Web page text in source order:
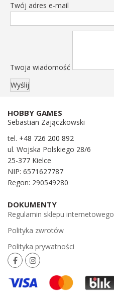
Twój adres e-mail
Twoja wiadomość
HOBBY GAMES
Sebastian Zajączkowski
tel. +48 726 200 892
ul. Wojska Polskiego 28/6
25-377 Kielce
NIP: 6571627787
Regon: 290549280
DOKUMENTY
Regulamin sklepu internetowego
Polityka zwrotów
Polityka prywatności